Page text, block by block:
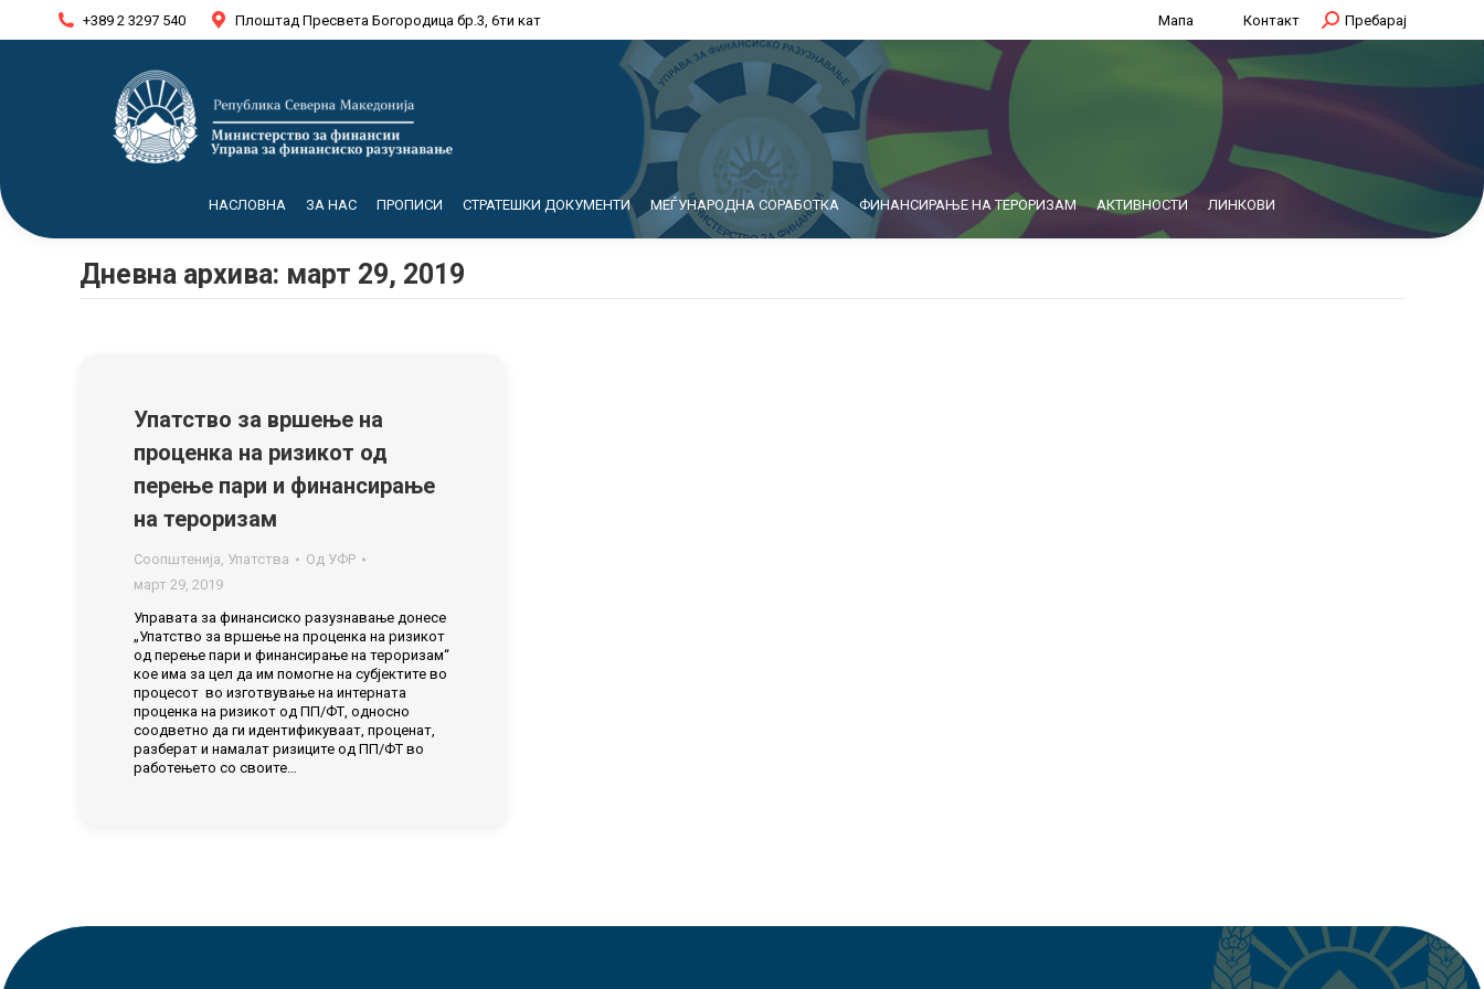
+389 2 3297 540 Плоштад Пресвета Богородица бр.3, 6ти кат Мапа Контакт Search:Пребарај
НАСЛОВНА ЗА НАС ПРОПИСИ СТРАТЕШКИ ДОКУМЕНТИ МЕЃУНАРОДНА СОРАБОТКА ФИНАНСИРАЊЕ НА ТЕРОРИЗАМ АКТИВНОСТИ ЛИНКОВИ
Дневна архива: март 29, 2019
Упатство за вршење на
проценка на ризикот од
перење пари и финансирање
на тероризам
Соопштенија, Упатства Од УФР
март 29, 2019
Управата за финансиско разузнавање донесе
„Упатство за вршење на проценка на ризикот
од перење пари и финансирање на тероризам“
кое има за цел да им помогне на субјектите во
процесот во изготвување на интерната
проценка на ризикот од ПП/ФТ, односно
соодветно да ги идентификуваат, проценат,
разберат и намалат ризиците од ПП/ФТ во
работењето со своите…